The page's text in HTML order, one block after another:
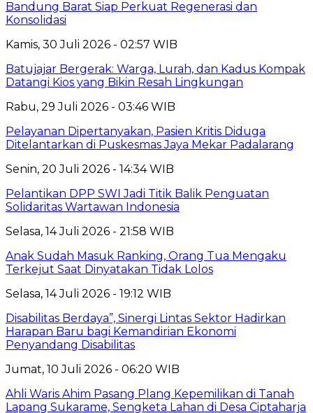
Bandung Barat Siap Perkuat Regenerasi dan
Konsolidasi
Kamis, 30 Juli 2026 - 02:57 WIB
Batujajar Bergerak: Warga, Lurah, dan Kadus Kompak
Datangi Kios yang Bikin Resah Lingkungan
Rabu, 29 Juli 2026 - 03:46 WIB
Pelayanan Dipertanyakan, Pasien Kritis Diduga
Ditelantarkan di Puskesmas Jaya Mekar Padalarang
Senin, 20 Juli 2026 - 14:34 WIB
Pelantikan DPP SWI Jadi Titik Balik Penguatan
Solidaritas Wartawan Indonesia
Selasa, 14 Juli 2026 - 21:58 WIB
Anak Sudah Masuk Ranking, Orang Tua Mengaku
Terkejut Saat Dinyatakan Tidak Lolos
Selasa, 14 Juli 2026 - 19:12 WIB
Disabilitas Berdaya”, Sinergi Lintas Sektor Hadirkan
Harapan Baru bagi Kemandirian Ekonomi
Penyandang Disabilitas
Jumat, 10 Juli 2026 - 06:20 WIB
Ahli Waris Ahim Pasang Plang Kepemilikan di Tanah
Lapang Sukarame, Sengketa Lahan di Desa Ciptaharja